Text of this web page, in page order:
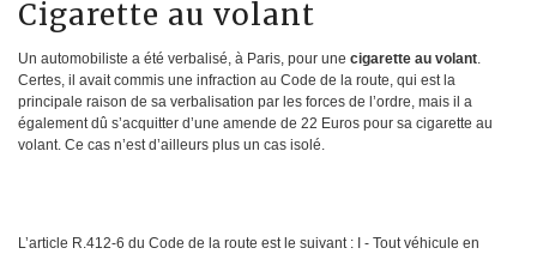
Cigarette au volant
Un automobiliste a été verbalisé, à Paris, pour une cigarette au volant.
Certes, il avait commis une infraction au Code de la route, qui est la
principale raison de sa verbalisation par les forces de l’ordre, mais il a
également dû s’acquitter d’une amende de 22 Euros pour sa cigarette au
volant. Ce cas n’est d’ailleurs plus un cas isolé.
L’article R.412-6 du Code de la route est le suivant : I - Tout véhicule en